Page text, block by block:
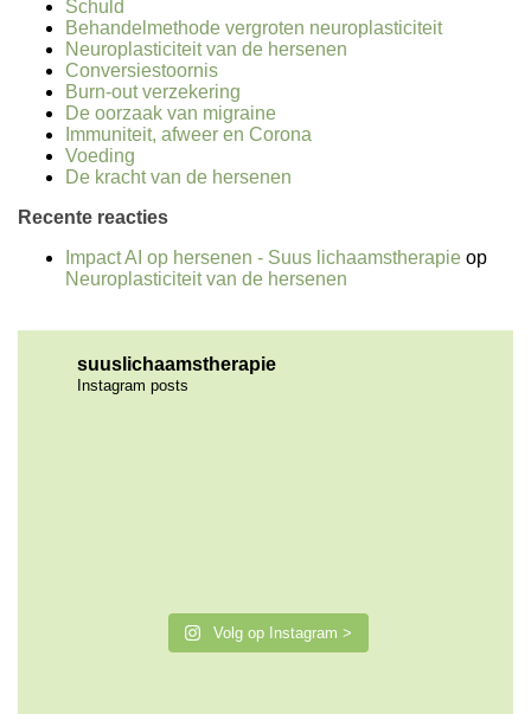
Schuld
Behandelmethode vergroten neuroplasticiteit
Neuroplasticiteit van de hersenen
Conversiestoornis
Burn-out verzekering
De oorzaak van migraine
Immuniteit, afweer en Corona
Voeding
De kracht van de hersenen
Recente reacties
Impact AI op hersenen - Suus lichaamstherapie op
Neuroplasticiteit van de hersenen
suuslichaamstherapie
Instagram posts
Volg op Instagram >